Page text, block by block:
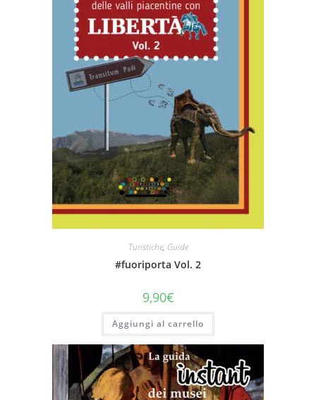
Turistiche, Guide
#fuoriporta Vol. 2
9,90€
Aggiungi al carrello